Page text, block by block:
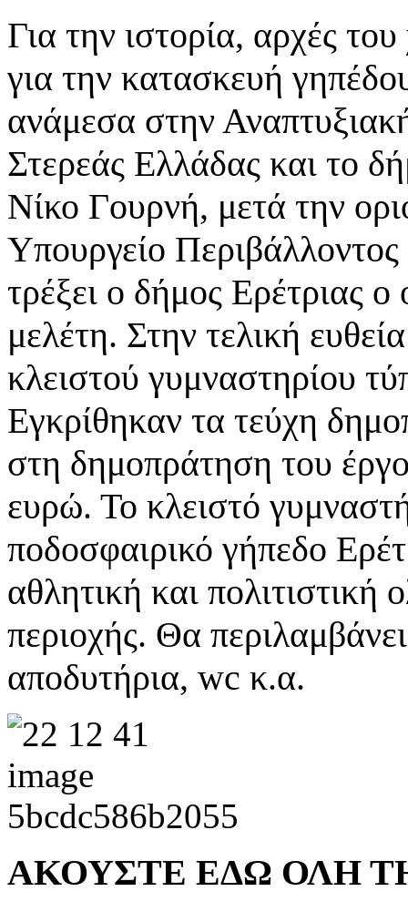
Για την ιστορία, αρχές
για την κατασκευή
ανάμεσα στην
Στερεάς Ελλάδας και το
Νίκο Γουρνή, μετά την
Υπουργείο Περιβάλλοντος
τρέξει ο δήμος Ερέτριας ο
μελέτη. Στην τελική
κλειστού γυμναστηρίου
Εγκρίθηκαν τα τεύχη
στη δημοπράτηση του
ευρώ. Το κλειστό
ποδοσφαιρικό γήπεδο
αθλητική και πολιτιστική
περιοχής. Θα
αποδυτήρια, wc κ.α.
ΑΚΟΥΣΤΕ ΕΔΩ ΟΛΗ